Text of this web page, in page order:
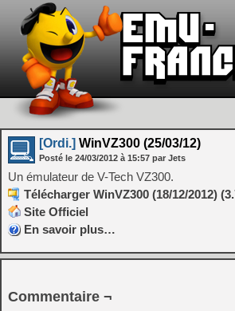
[Ordi.] WinVZ300 (25/03/12)
Posté le 24/03/2012 à 15:57 par Jets
Un émulateur de V-Tech VZ300.
Télécharger WinVZ300 (18/12/2012)
Site Officiel
En savoir plus…
Commentaire ¬